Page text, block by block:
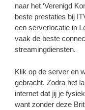
naar het ‘Verenigd
beste prestaties bij
een serverlocatie in
vaak de beste
streamingdiensten.
Klik op de server en
gebracht. Zodra het
internet dat jij je
want zonder deze